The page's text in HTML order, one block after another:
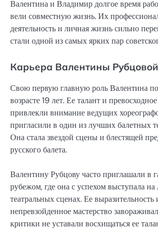
Валентина и Владимир долгое время
вели совместную жизнь. Их
деятельность и личная жизнь сильно
стали одной из самых ярких пар
Карьера Валентины Рубцовой
Свою первую главную роль Валентина
возрасте 19 лет. Ее талант и
привлекли внимание ведущих
пригласили в один из лучших балетных
Она стала звездой сцены и блестящей
русского балета.
Валентину Рубцову часто приглашали в
рубежом, где она с успехом выступала
театральных сценах. Ее выразительность
непревзойденное мастерство
критики не уставали восхищаться ее